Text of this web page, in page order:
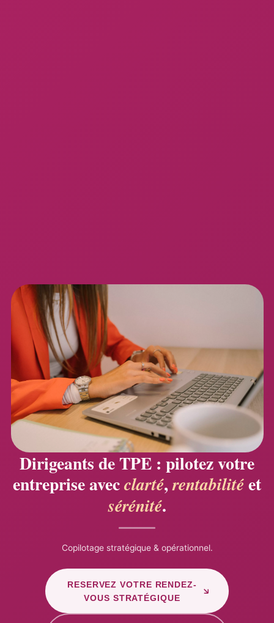
Dirigeants de TPE : pilotez votre
entreprise avecclarté,rentabilitéet
sérénité.
Copilotage stratégique & opérationnel.
RESERVEZ VOTRE RENDEZ-
VOUS STRATÉGIQUE